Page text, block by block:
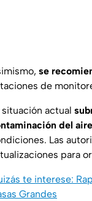
se
de
situación actual
del aire
Las
para
te interese:
Grandes